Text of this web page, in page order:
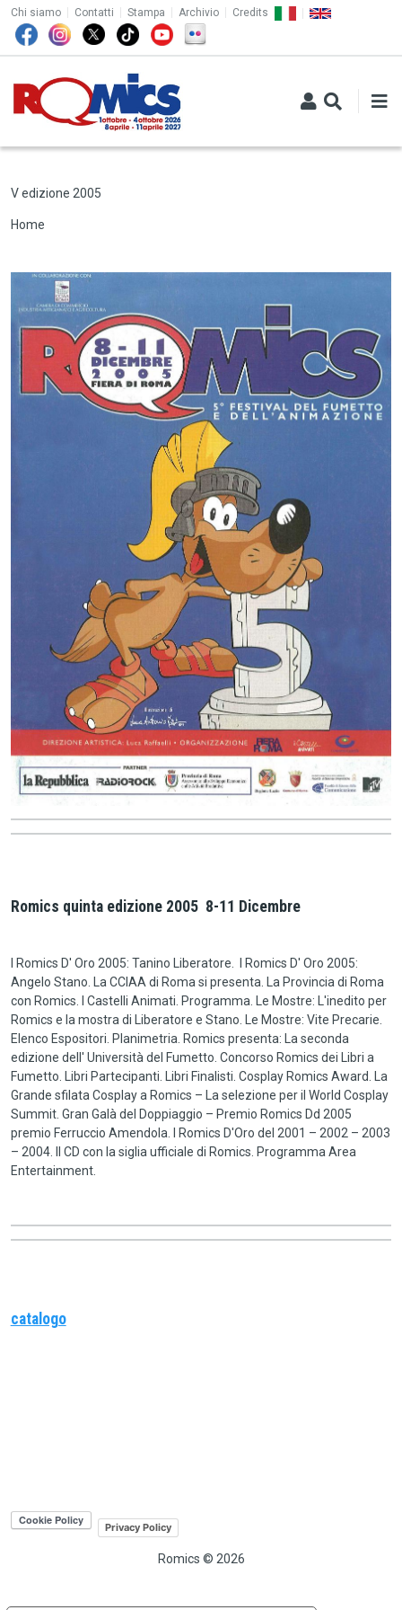
Salta al contenuto principale
TOP MENU
Chi siamo Contatti Stampa Archivio Credits
V edizione 2005
Briciole di pane
Home
Romics quinta edizione 2005 8-11 Dicembre
I Romics D' Oro 2005: Tanino Liberatore. I Romics D' Oro 2005:
Angelo Stano. La CCIAA di Roma si presenta. La Provincia di Roma
con Romics. I Castelli Animati. Programma. Le Mostre: L'inedito per
Romics e la mostra di Liberatore e Stano. Le Mostre: Vite Precarie.
Elenco Espositori. Planimetria. Romics presenta: La seconda
edizione dell' Università del Fumetto. Concorso Romics dei Libri a
Fumetto. Libri Partecipanti. Libri Finalisti. Cosplay Romics Award. La
Grande sfilata Cosplay a Romics – La selezione per il World Cosplay
Summit. Gran Galà del Doppiaggio – Premio Romics Dd 2005
premio Ferruccio Amendola. I Romics D'Oro del 2001 – 2002 – 2003
– 2004. Il CD con la siglia ufficiale di Romics. Programma Area
Entertainment.
catalogo
Romics © 2026
Privacy Policy